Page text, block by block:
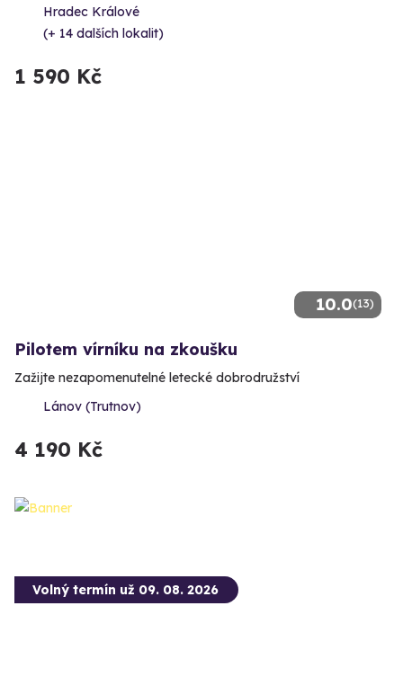
Hradec Králové
(+ 14 dalších lokalit)
1 590 Kč
10.0(13)
Pilotem vírníku na zkoušku
Zažijte nezapomenutelné letecké dobrodružství
Lánov (Trutnov)
4 190 Kč
Volný termín už 09. 08. 2026